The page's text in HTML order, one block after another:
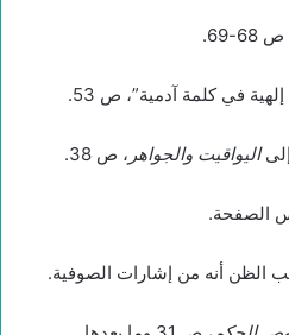
68-69.
في كلمة آدمية”، ص 53.
اليواقيت والجواهر ، ص 38.
الصفحة.
الظن أنه من إشارات الصوفية.